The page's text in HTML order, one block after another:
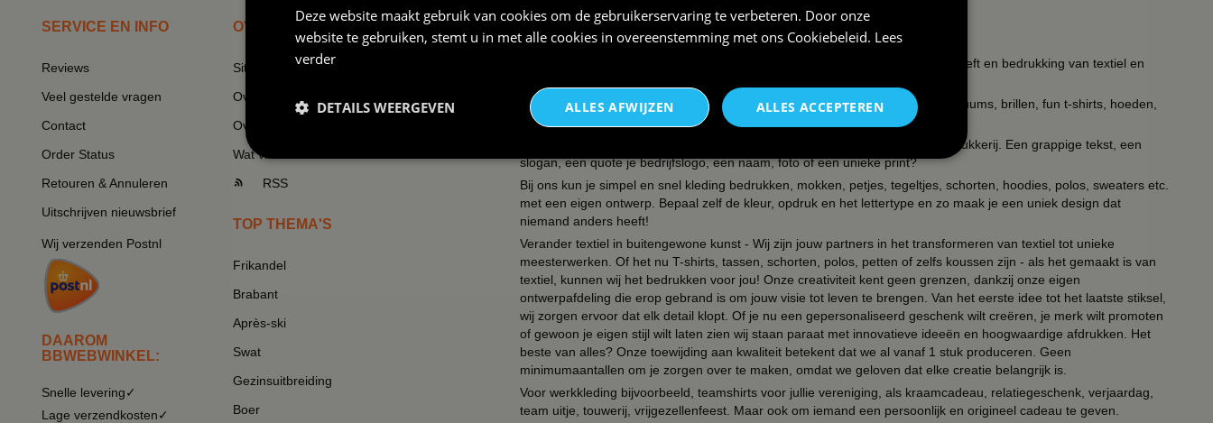
SERVICE EN INFO
Reviews
Veel gestelde vragen
Contact
Order Status
Retouren & Annuleren
Uitschrijven nieuwsbrief
Wij verzenden Postnl
DAAROM
BBWEBWINKEL:
Snelle levering✓
Lage verzendkosten✓
OVERZICHT
Sitemapping
Overzicht thema's
Overzicht rubrieken
Wat vinden klanten van ons
RSS
TOP THEMA'S
Frikandel
Brabant
Après-ski
Swat
Gezinsuitbreiding
Boer
OVER BBWEBWINKEL.NL
BBwebwinkel is een webshop die zich richt op alles wat met feest te maken heeft en bedrukking van textiel en
Zo kun je bij ons terecht voor een uitgebreid assortiment verkleedkleding kostuums, brillen, fun t-shirts, hoeden,
mokken, tegeltjes, petjes, schorten.
Naast de verkleedkleding hebben wij een eigen textieldrukkerij en keramiekdrukkerij. Een grappige tekst, een
slogan, een quote je bedrijfslogo, een naam, foto of een unieke print?
Bij ons kun je simpel en snel kleding bedrukken, mokken, petjes, tegeltjes, schorten, hoodies, polos, sweaters etc.
met een eigen ontwerp. Bepaal zelf de kleur, opdruk en het lettertype en zo maak je een uniek design dat
niemand anders heeft!
Verander textiel in buitengewone kunst - Wij zijn jouw partners in het transformeren van textiel tot unieke
meesterwerken. Of het nu T-shirts, tassen, schorten, polos, petten of zelfs koussen zijn - als het gemaakt is van
textiel, kunnen wij het bedrukken voor jou! Onze creativiteit kent geen grenzen, dankzij onze eigen
ontwerpafdeling die erop gebrand is om jouw visie tot leven te brengen. Van het eerste idee tot het laatste stiksel,
wij zorgen ervoor dat elk detail klopt. Of je nu een gepersonaliseerd geschenk wilt creëren, je merk wilt promoten
of gewoon je eigen stijl wilt laten zien wij staan paraat met innovatieve ideeën en hoogwaardige afdrukken. Het
beste van alles? Onze toewijding aan kwaliteit betekent dat we al vanaf 1 stuk produceren. Geen
minimumaantallen om je zorgen over te maken, omdat we geloven dat elke creatie belangrijk is.
Voor werkkleding bijvoorbeeld, teamshirts voor jullie vereniging, als kraamcadeau, relatiegeschenk, verjaardag,
team uitje, touwerij, vrijgezellenfeest. Maar ook om iemand een persoonlijk en origineel cadeau te geven.
Deze website maakt gebruik van cookies om de gebruikerservaring te verbeteren. Door onze
website te gebruiken, stemt u in met alle cookies in overeenstemming met ons Cookiebeleid. Lees
verder
ALLES ACCEPTEREN
ALLES AFWIJZEN
DETAILS WEERGEVEN